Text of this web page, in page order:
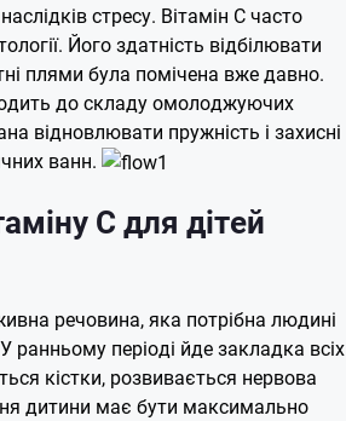
стресу. Вітамін С часто
Його здатність відбілювати
плями була помічена вже давно.
до складу омолоджуючих
відновлювати пружність і захисні
ванн.
С для дітей
речовина, яка потрібна людині
ранньому періоді йде закладка всіх
кістки, розвивається нервова
дитини має бути максимально